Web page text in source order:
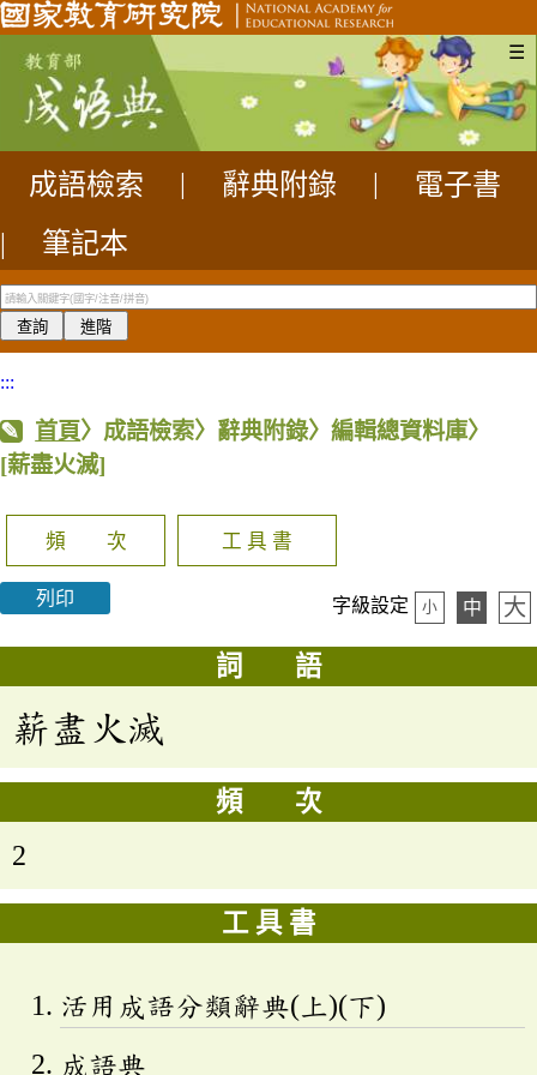
☰
成語檢索 辭典附錄
電子書
|
筆記本
:::
首頁〉成語檢索〉辭典附錄〉編輯總資料庫〉
[薪盡火滅]
頻 次 工 具 書
列印 字級設定 小 中 大
詞 語
薪盡火滅
頻 次
2
工 具 書
活用成語分類辭典(上)(下)
成語典